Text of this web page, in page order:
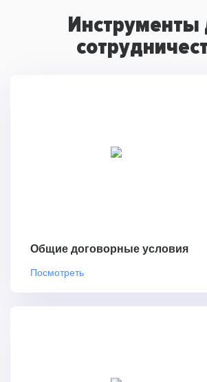
Инструменты
Общие договорные условия
Посмотреть